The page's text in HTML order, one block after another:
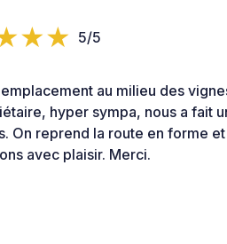
5/5
au milieu des
hyper sympa, nous a fait
On reprend la route en forme
avec plaisir. Merci.